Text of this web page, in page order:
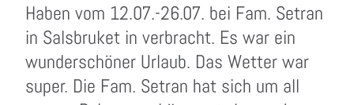
Haben vom 12.07.-26.07. bei Fam. Setran
in Salsbruket in verbracht. Es war ein
wunderschöner Urlaub. Das Wetter war
super. Die Fam. Setran hat sich um all